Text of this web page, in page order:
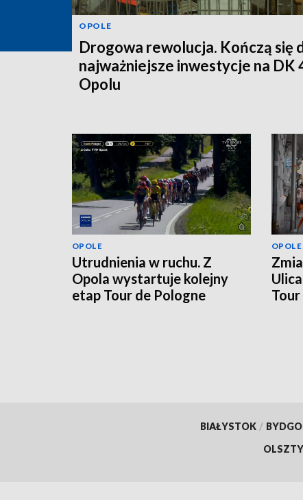
OPOLE
Drogowa rewolucja. Kończą się
najważniejsze inwestycje na DK
Opolu
OPOLE
Utrudnienia w ruchu. Z
Opola wystartuje kolejny
etap Tour de Pologne
OPOLE
BIAŁYSTOK /